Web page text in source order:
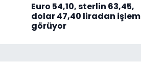
Euro 54,10, sterlin 63,45,
dolar 47,40 liradan işlem
görüyor